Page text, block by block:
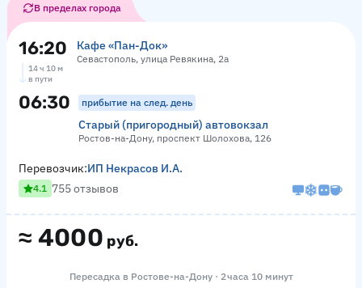
В пределах города
16:20 Кафе «Пан-Док»
Севастополь, улица Ревякина, 2а
14 ч 10 м
в пути
06:30 прибытие на след. день
Старый (пригородный) автовокзал
Ростов-на-Дону, проспект Шолохова, 126
≈ 4000 руб.
Перевозчик:ИП Некрасов И.А.
4.1 755 отзывов
Пересадка в Ростове-на-Дону · 2 часа 10 минут